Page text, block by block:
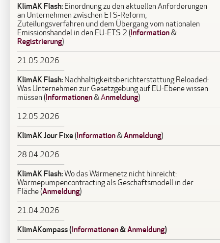
KlimAK Flash: Einordnung zu den aktuellen Anforderungen
an Unternehmen zwischen ETS-Reform,
Zuteilungsverfahren und dem Übergang vom nationalen
Emissionshandel in den EU-ETS 2 (Information&
Registrierung)
21.05.2026
KlimAK Flash: Nachhaltigkeitsberichterstattung Reloaded:
Was Unternehmen zur Gesetzgebung auf EU-Ebene wissen
müssen (Informationen& Anmeldung)
12.05.2026
KlimAK Jour Fixe(Information&Anmeldung)
28.04.2026
KlimAK Flash:Wo das Wärmenetz nicht hinreicht:
Wärmepumpencontracting als Geschäftsmodell in der
Fläche (Anmeldung)
21.04.2026
KlimAKompass (Informationen&Anmeldung)